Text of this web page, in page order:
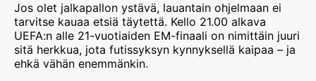
Jos olet jalkapallon ystävä, lauantain ohjelmaan ei
tarvitse kauaa etsiä täytettä. Kello 21.00 alkava
UEFA:n alle 21-vuotiaiden EM-finaali on nimittäin juuri
sitä herkkua, jota futissyksyn kynnyksellä kaipaa – ja
ehkä vähän enemmänkin.